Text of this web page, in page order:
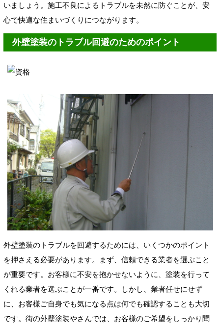
いましょう。施工不良によるトラブルを未然に防ぐことが、安
心で快適な住まいづくりにつながります。
外壁塗装のトラブル回避のためのポイント
外壁塗装のトラブルを回避するためには、いくつかのポイント
を押さえる必要があります。まず、信頼できる業者を選ぶこと
が重要です。お客様に不安を抱かせないように、塗装を行って
くれる業者を選ぶことが一番です。しかし、業者任せにせず
に、お客様ご自身でも気になる点は何でも確認することも大切
です。街の外壁塗装やさんでは、お客様のご希望をしっかり聞